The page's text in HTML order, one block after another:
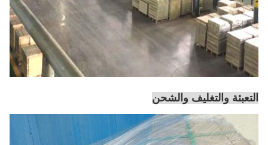
التعبئة والتغليف والشحن